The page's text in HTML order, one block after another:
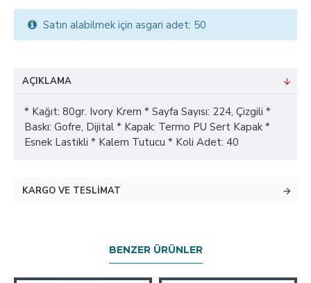
Satın alabilmek için asgari adet: 50
AÇIKLAMA
* Kağıt: 80gr. Ivory Krem * Sayfa Sayısı: 224, Çizgili *
Baskı: Gofre, Dijital * Kapak: Termo PU Sert Kapak *
Esnek Lastikli * Kalem Tutucu * Koli Adet: 40
KARGO VE TESLIMAT
BENZER ÜRÜNLER